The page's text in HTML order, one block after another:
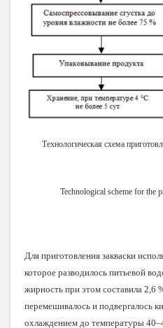
Технологическая схема
Technological scheme for the
Для приготовления закваски
которое разводилось питьевой
жирность при этом составила 2,6
перемешивалось и подвергалось
охлаждением до температуры